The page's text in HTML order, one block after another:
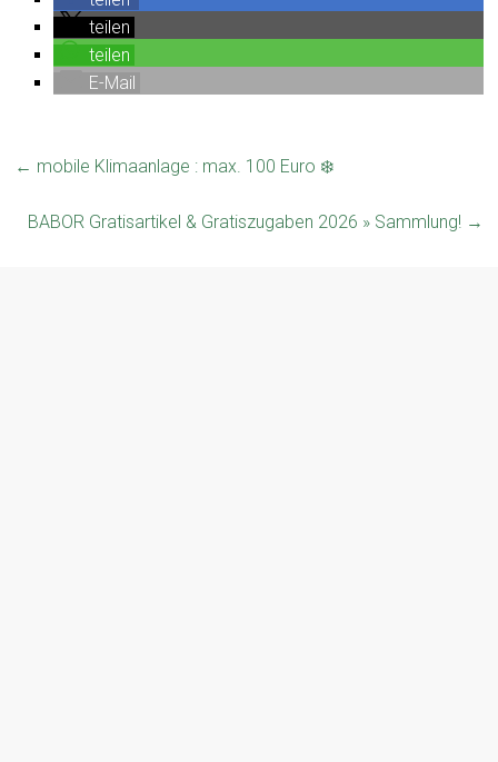
teilen
teilen
E-Mail
← mobile Klimaanlage : max. 100 Euro ❄️
BABOR Gratisartikel & Gratiszugaben 2026 » Sammlung! →